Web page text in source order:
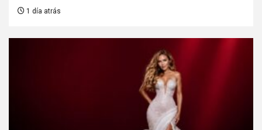
1 día atrás